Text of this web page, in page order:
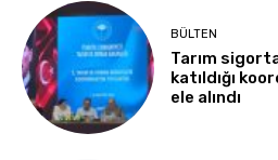
BÜLTEN
Tarım
katıldığı
ele alındı